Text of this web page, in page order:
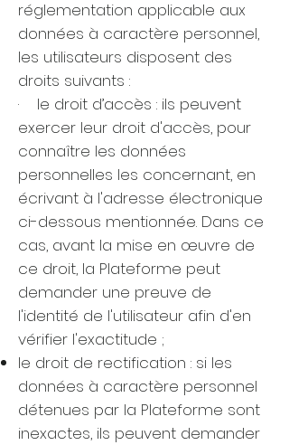
réglementation applicable aux
données à caractère personnel,
les utilisateurs disposent des
droits suivants :
· le droit d’accès : ils peuvent
exercer leur droit d'accès, pour
connaître les données
personnelles les concernant, en
écrivant à l'adresse électronique
ci-dessous mentionnée. Dans ce
cas, avant la mise en œuvre de
ce droit, la Plateforme peut
demander une preuve de
l'identité de l'utilisateur afin d'en
vérifier l'exactitude ;
le droit de rectification : si les
données à caractère personnel
détenues par la Plateforme sont
inexactes, ils peuvent demander